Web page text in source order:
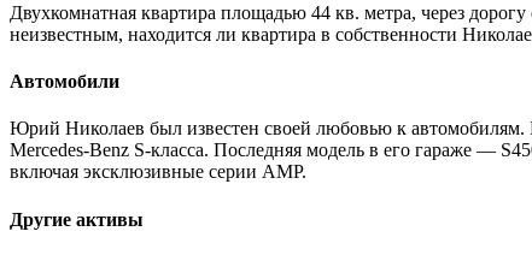
Двухкомнатная квартира площадью 44 кв. метра, через
неизвестным, находится ли квартира в собственности
Автомобили
Юрий Николаев был известен своей любовью к автомобилям.
Mercedes-Benz S-класса. Последняя модель в его гараже —
включая эксклюзивные серии АМР.
Другие активы